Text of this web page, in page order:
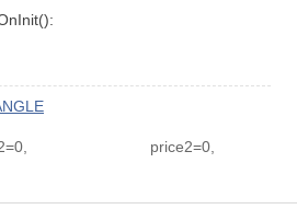
time2=0, price2=0,